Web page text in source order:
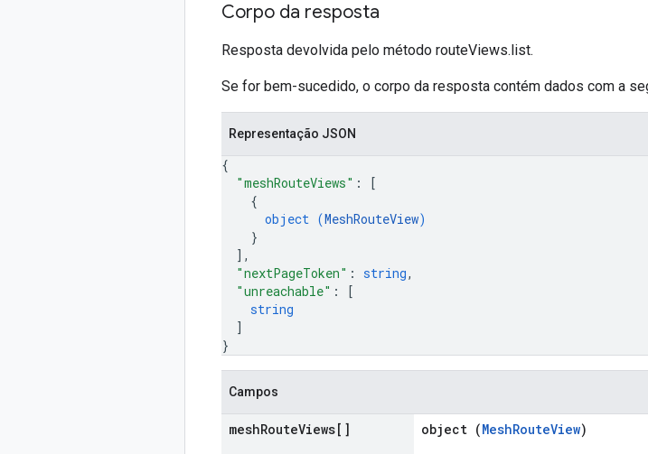
Corpo da resposta
Resposta devolvida pelo método routeViews.list.
Se for bem-sucedido, o corpo da resposta contém dados com a
Representação JSON
{
"meshRouteViews" :
[
{
object (MeshRouteView)
}
] ,
"nextPageToken" : string,
"unreachable" :
[
string
]
}
Campos
meshRouteViews[] object (MeshRouteView)